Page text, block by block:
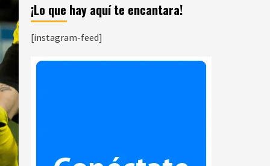
¡Lo que hay aquí te encantara!
[instagram-feed]